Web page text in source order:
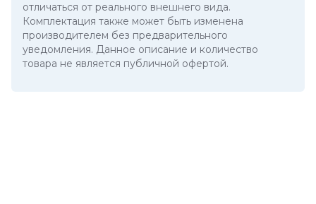
отличаться от реального внешнего вида.
Комплектация также может быть изменена
производителем без предварительного
уведомления. Данное описание и количество
товара не является публичной офертой.